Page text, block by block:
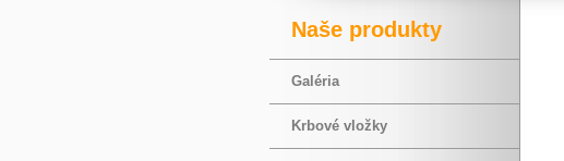
Naše produkty
Galéria
Krbové vložky